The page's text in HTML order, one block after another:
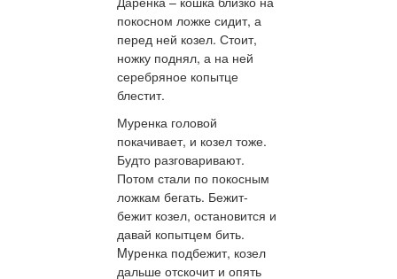
покосном ложке сидит, а
перед ней козел. Стоит,
ножку поднял, а на ней
серебряное копытце
блестит.
Муренка головой
покачивает, и козел тоже.
Будто разговаривают.
Потом стали по покосным
ложкам бегать. Бежит-
бежит козел, остановится и
давай копытцем бить.
Myренка подбежит, козел
дальше отскочит и опять